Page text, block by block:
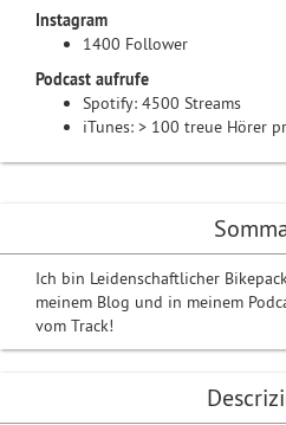
Ich bin Leidenschaftlicher
meinem Blog und in meinem
vom Track!
Instagram
1400 Follower
Podcast aufrufe
Spotify: 4500 Streams
iTunes: > 100 treue Hörer